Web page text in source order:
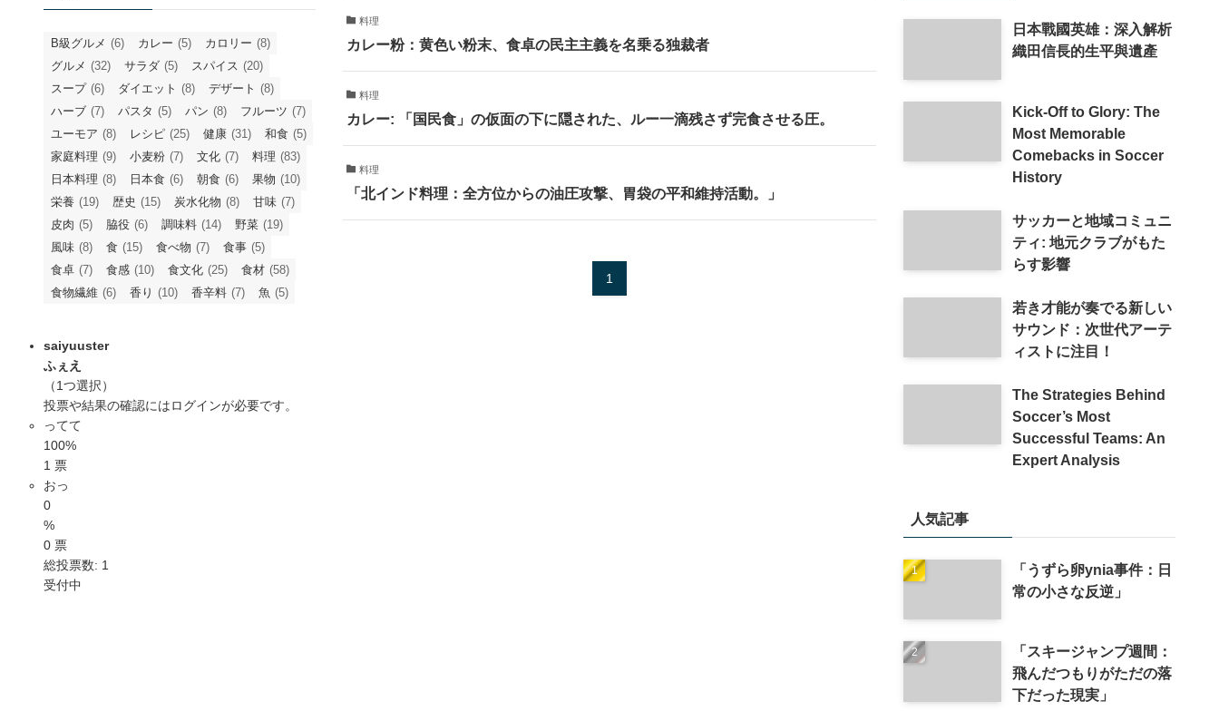
B級グルメ (6) カレー (5) カロリー (8)
グルメ (32) サラダ (5) スパイス (20)
スープ (6) ダイエット (8) デザート (8)
ハーブ (7) パスタ (5) パン (8) フルーツ (7)
ユーモア (8) レシピ (25) 健康 (31) 和食 (5)
家庭料理 (9) 小麦粉 (7) 文化 (7) 料理 (83)
日本料理 (8) 日本食 (6) 朝食 (6) 果物 (10)
栄養 (19) 歴史 (15) 炭水化物 (8) 甘味 (7)
皮肉 (5) 脇役 (6) 調味料 (14) 野菜 (19)
風味 (8) 食 (15) 食べ物 (7) 食事 (5)
食卓 (7) 食感 (10) 食文化 (25) 食材 (58)
食物繊維 (6) 香り (10) 香辛料 (7) 魚 (5)
saiyuuster
ふぇえ
（1つ選択）
投票や結果の確認にはログインが必要です。
ってて
100%
1 票
おっ
0
%
0 票
総投票数: 1
受付中
料理
カレー粉：黄色い粉末、食卓の民主主義を名乗る独裁者
料理
カレー: 「国民食」の仮面の下に隠された、ルー一滴残さず完食させる圧。
料理
「北インド料理：全方位からの油圧攻撃、胃袋の平和維持活動。」
1
日本戰國英雄：深入解析
織田信長的生平與遺產
Kick-Off to Glory: The
Most Memorable
Comebacks in Soccer
History
サッカーと地域コミュニ
ティ: 地元クラブがもた
らす影響
若き才能が奏でる新しい
サウンド：次世代アーテ
ィストに注目！
The Strategies Behind
Soccer’s Most
Successful Teams: An
Expert Analysis
人気記事
「うずら卵ynia事件：日
常の小さな反逆」
「スキージャンプ週間：
飛んだつもりがただの落
下だった現実」